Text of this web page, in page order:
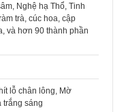
Nghệ hạ Thổ, Tinh
trà, cúc hoa, cập
và hơn 90 thành phần
lỗ chân lông, Mờ
trắng sáng